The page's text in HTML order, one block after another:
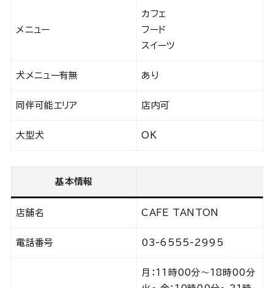
メニュー
カフェ
フード
スイーツ
犬メニュー有無 あり
同伴可能エリア 店内可
大型犬 OK
基本情報
店舗名 CAFE TANTON
電話番号 03-6555-2995
月：11時00分～18時00分